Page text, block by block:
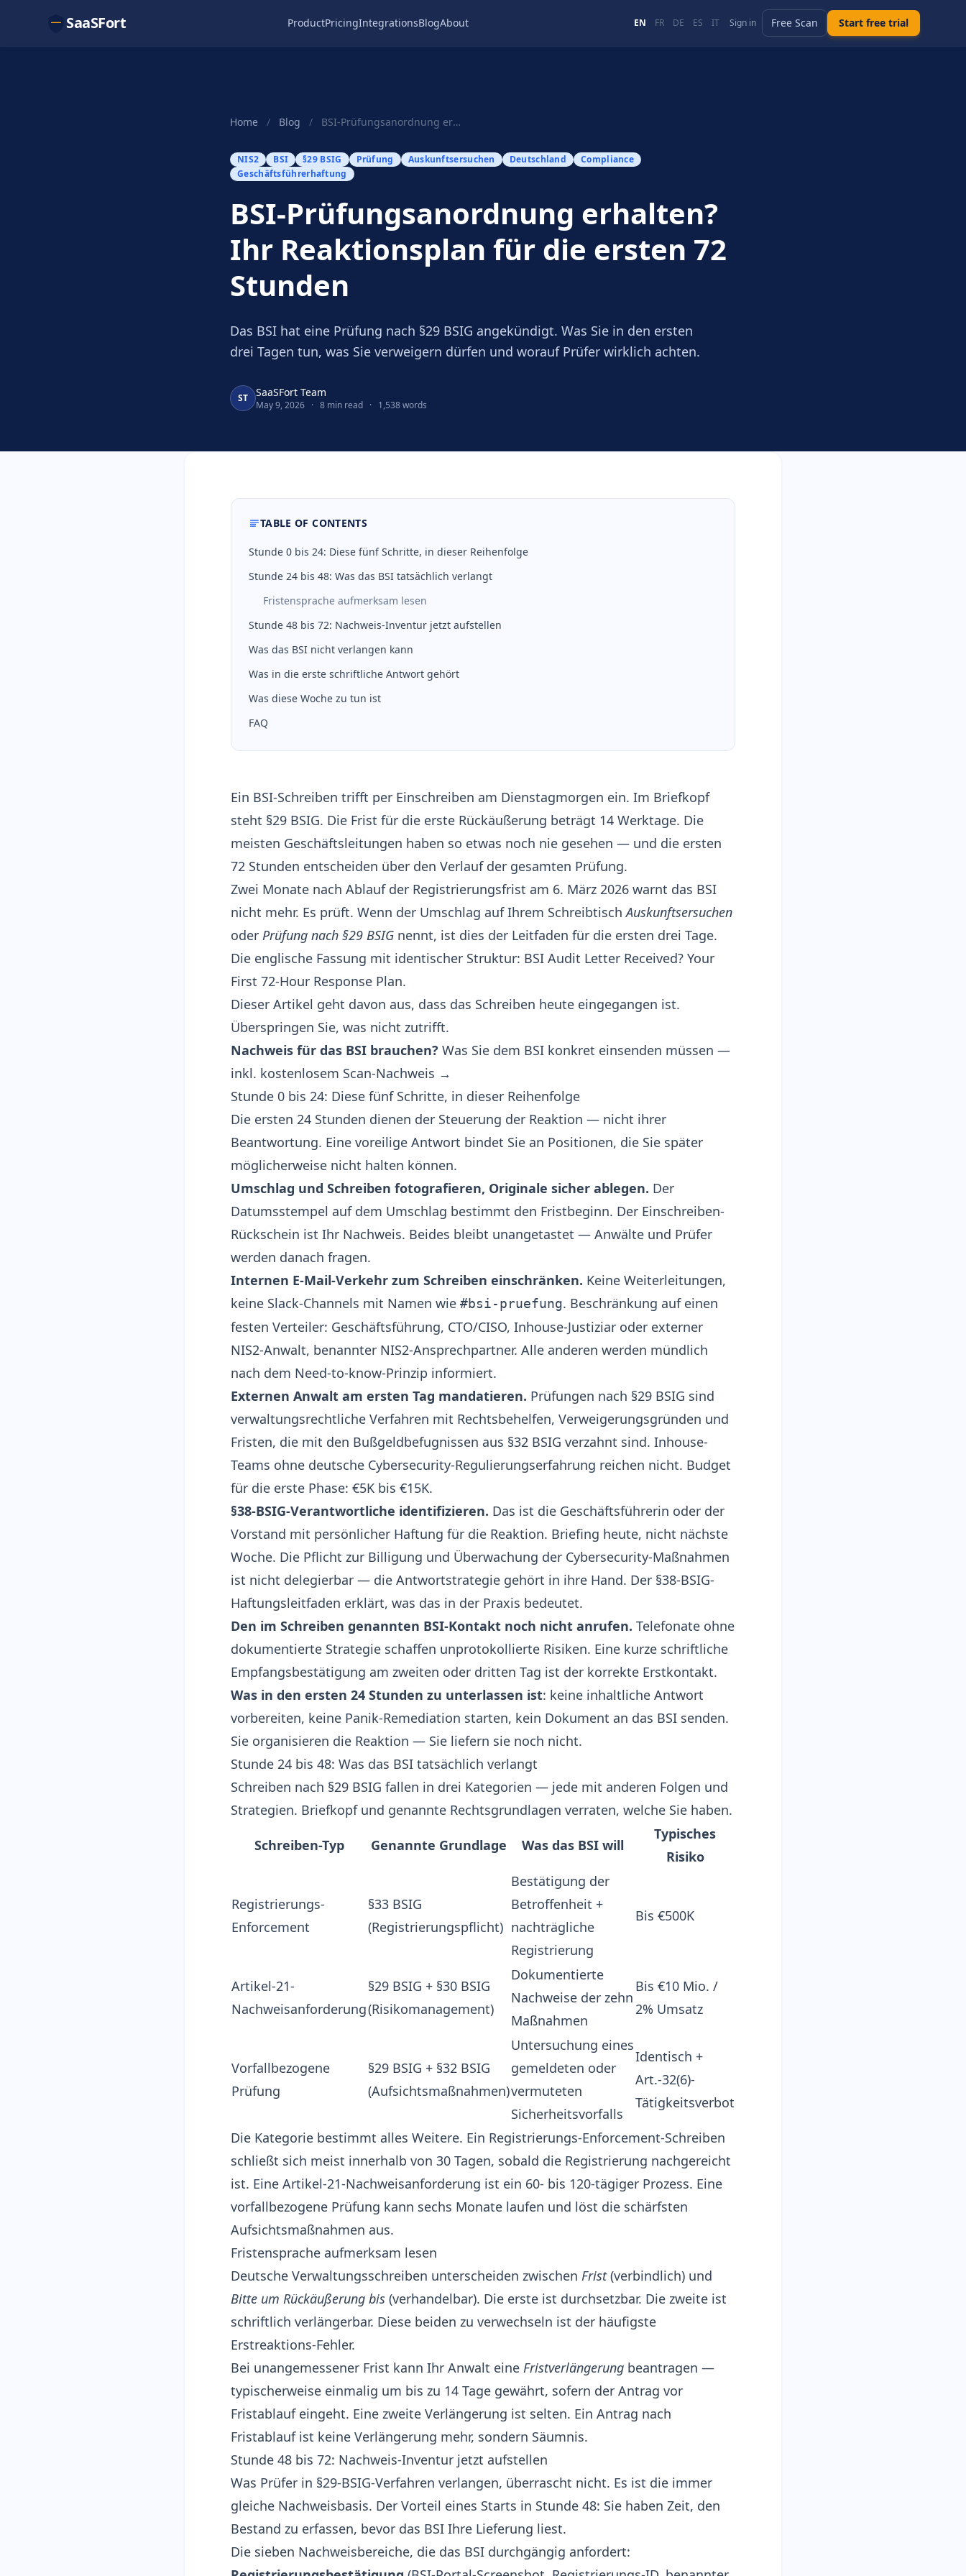
SaaSFort ProductPricingIntegrationsBlogAbout EN FR DE ES IT Sign in Free Scan Start free trial
Home / Blog / BSI-Prüfungsanordnung erhalten? Ihr Reaktionspl...
NIS2 BSI §29 BSIG Prüfung Auskunftsersuchen Deutschland
Compliance
Geschäftsführerhaftung
BSI-Prüfungsanordnung erhalten?
Ihr Reaktionsplan für die ersten 72
Stunden
Das BSI hat eine Prüfung nach §29 BSIG angekündigt. Was Sie in den ersten
drei Tagen tun, was Sie verweigern dürfen und worauf Prüfer wirklich achten.
ST SaaSFort Team
May 9, 2026 · 8 min read · 1,538 words
TABLE OF CONTENTS
Stunde 0 bis 24: Diese fünf Schritte, in dieser Reihenfolge
Stunde 24 bis 48: Was das BSI tatsächlich verlangt
Fristensprache aufmerksam lesen
Stunde 48 bis 72: Nachweis-Inventur jetzt aufstellen
Was das BSI nicht verlangen kann
Was in die erste schriftliche Antwort gehört
Was diese Woche zu tun ist
FAQ
Ein BSI-Schreiben trifft per Einschreiben am Dienstagmorgen ein. Im Briefkopf
steht §29 BSIG. Die Frist für die erste Rückäußerung beträgt 14 Werktage. Die
meisten Geschäftsleitungen haben so etwas noch nie gesehen — und die ersten
72 Stunden entscheiden über den Verlauf der gesamten Prüfung.
Zwei Monate nach Ablauf der Registrierungsfrist am 6. März 2026 warnt das BSI
nicht mehr. Es prüft. Wenn der Umschlag auf Ihrem SchreibtischAuskunftsersuchen
oder Prüfung nach §29 BSIG nennt, ist dies der Leitfaden für die ersten drei Tage.
Die englische Fassung mit identischer Struktur: BSI Audit Letter Received? Your
First 72-Hour Response Plan.
Dieser Artikel geht davon aus, dass das Schreiben heute eingegangen ist.
Überspringen Sie, was nicht zutrifft.
Nachweis für das BSI brauchen? Was Sie dem BSI konkret einsenden müssen —
inkl. kostenlosem Scan-Nachweis →
Stunde 0 bis 24: Diese fünf Schritte, in dieser Reihenfolge
Die ersten 24 Stunden dienen der Steuerung der Reaktion — nicht ihrer
Beantwortung. Eine voreilige Antwort bindet Sie an Positionen, die Sie später
möglicherweise nicht halten können.
Umschlag und Schreiben fotografieren, Originale sicher ablegen. Der
Datumsstempel auf dem Umschlag bestimmt den Fristbeginn. Der Einschreiben-
Rückschein ist Ihr Nachweis. Beides bleibt unangetastet — Anwälte und Prüfer
werden danach fragen.
Internen E-Mail-Verkehr zum Schreiben einschränken. Keine Weiterleitungen,
keine Slack-Channels mit Namen wie #bsi-pruefung. Beschränkung auf einen
festen Verteiler: Geschäftsführung, CTO/CISO, Inhouse-Justiziar oder externer
NIS2-Anwalt, benannter NIS2-Ansprechpartner. Alle anderen werden mündlich
nach dem Need-to-know-Prinzip informiert.
Externen Anwalt am ersten Tag mandatieren. Prüfungen nach §29 BSIG sind
verwaltungsrechtliche Verfahren mit Rechtsbehelfen, Verweigerungsgründen und
Fristen, die mit den Bußgeldbefugnissen aus §32 BSIG verzahnt sind. Inhouse-
Teams ohne deutsche Cybersecurity-Regulierungserfahrung reichen nicht. Budget
für die erste Phase: €5K bis €15K.
§38-BSIG-Verantwortliche identifizieren. Das ist die Geschäftsführerin oder der
Vorstand mit persönlicher Haftung für die Reaktion. Briefing heute, nicht nächste
Woche. Die Pflicht zur Billigung und Überwachung der Cybersecurity-Maßnahmen
ist nicht delegierbar — die Antwortstrategie gehört in ihre Hand. Der §38-BSIG-
Haftungsleitfaden erklärt, was das in der Praxis bedeutet.
Den im Schreiben genannten BSI-Kontakt noch nicht anrufen. Telefonate ohne
dokumentierte Strategie schaffen unprotokollierte Risiken. Eine kurze schriftliche
Empfangsbestätigung am zweiten oder dritten Tag ist der korrekte Erstkontakt.
Was in den ersten 24 Stunden zu unterlassen ist: keine inhaltliche Antwort
vorbereiten, keine Panik-Remediation starten, kein Dokument an das BSI senden.
Sie organisieren die Reaktion — Sie liefern sie noch nicht.
Stunde 24 bis 48: Was das BSI tatsächlich verlangt
Schreiben nach §29 BSIG fallen in drei Kategorien — jede mit anderen Folgen und
Strategien. Briefkopf und genannte Rechtsgrundlagen verraten, welche Sie haben.
Schreiben-Typ Genannte Grundlage Was das BSI will
Typisches
Risiko
Registrierungs-
Enforcement
§33 BSIG
(Registrierungspflicht)
Bestätigung der
Betroffenheit +
nachträgliche
Registrierung
Bis €500K
Artikel-21-
Nachweisanforderung
§29 BSIG + §30 BSIG
(Risikomanagement)
Dokumentierte
Nachweise der zehn
Maßnahmen
Bis €10 Mio. /
2% Umsatz
Vorfallbezogene
Prüfung
§29 BSIG + §32 BSIG
(Aufsichtsmaßnahmen)
Untersuchung eines
gemeldeten oder
vermuteten
Sicherheitsvorfalls
Identisch +
Art.-32(6)-
Tätigkeitsverbot
Die Kategorie bestimmt alles Weitere. Ein Registrierungs-Enforcement-Schreiben
schließt sich meist innerhalb von 30 Tagen, sobald die Registrierung nachgereicht
ist. Eine Artikel-21-Nachweisanforderung ist ein 60- bis 120-tägiger Prozess. Eine
vorfallbezogene Prüfung kann sechs Monate laufen und löst die schärfsten
Aufsichtsmaßnahmen aus.
Fristensprache aufmerksam lesen
Deutsche Verwaltungsschreiben unterscheiden zwischen Frist(verbindlich) und
Bitte um Rückäußerung bis (verhandelbar). Die erste ist durchsetzbar. Die zweite ist
schriftlich verlängerbar. Diese beiden zu verwechseln ist der häufigste
Erstreaktions-Fehler.
Bei unangemessener Frist kann Ihr Anwalt eine Fristverlängerung beantragen —
typischerweise einmalig um bis zu 14 Tage gewährt, sofern der Antrag vor
Fristablauf eingeht. Eine zweite Verlängerung ist selten. Ein Antrag nach
Fristablauf ist keine Verlängerung mehr, sondern Säumnis.
Stunde 48 bis 72: Nachweis-Inventur jetzt aufstellen
Was Prüfer in §29-BSIG-Verfahren verlangen, überrascht nicht. Es ist die immer
gleiche Nachweisbasis. Der Vorteil eines Starts in Stunde 48: Sie haben Zeit, den
Bestand zu erfassen, bevor das BSI Ihre Lieferung liest.
Die sieben Nachweisbereiche, die das BSI durchgängig anfordert: